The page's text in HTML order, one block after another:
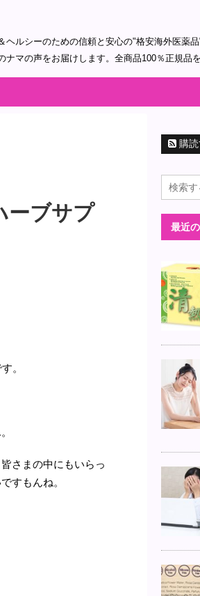
ヘルシーのための信頼と安心の"格安海外医薬
マの声をお届けします。全商品100％正規品
ーブサプ
。
さまの中にもいらっ
すもんね。
購
最近